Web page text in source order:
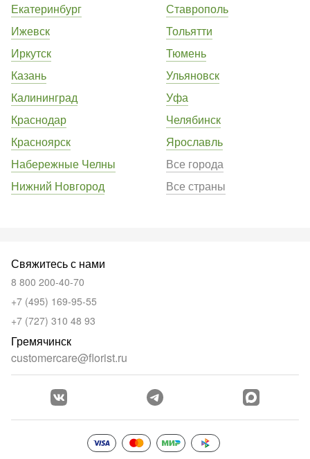
Екатеринбург
Ижевск
Иркутск
Казань
Калининград
Краснодар
Красноярск
Набережные Челны
Нижний Новгород
Ставрополь
Тольятти
Тюмень
Ульяновск
Уфа
Челябинск
Ярославль
Все города
Все страны
Свяжитесь с нами
8 800 200-40-70
+7 (495) 169-95-55
+7 (727) 310 48 93
Гремячинск
customercare@florist.ru